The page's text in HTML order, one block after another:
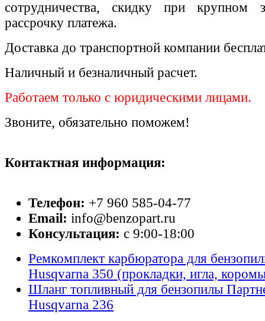
сотрудничества, скидку при крупном
рассрочку платежа.
Доставка до транспортной компании
Наличный и безналичный расчет.
Работаем только с юридическими лицами.
Звоните, обязательно поможем!
Контактная информация:
Телефон: +7 960 585-04-77
Email: info@benzopart.ru
Консультация: с 9:00-18:00
Ремкомплект карбюратора для
Husqvarna 350 (прокладки, игла,
Шланг топливный для бензопилы
Husqvarna 236